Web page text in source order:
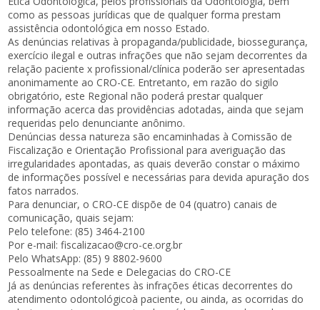
como as pessoas jurídicas que de qualquer forma prestam
assistência odontológica em nosso Estado.
As denúncias relativas à propaganda/publicidade, biossegurança,
exercício ilegal e outras infrações que não sejam decorrentes da
relação paciente x profissional/clínica poderão ser apresentadas
anonimamente ao CRO-CE. Entretanto, em razão do sigilo
obrigatório, este Regional não poderá prestar qualquer
informação acerca das providências adotadas, ainda que sejam
requeridas pelo denunciante anônimo.
Denúncias dessa natureza são encaminhadas à Comissão de
Fiscalização e Orientação Profissional para averiguação das
irregularidades apontadas, as quais deverão constar o máximo
de informações possível e necessárias para devida apuração dos
fatos narrados.
Para denunciar, o CRO-CE dispõe de 04 (quatro) canais de
comunicação, quais sejam:
Pelo telefone: (85) 3464-2100
Por e-mail: fiscalizacao@cro-ce.org.br
Pelo WhatsApp: (85) 9 8802-9600
Pessoalmente na Sede e Delegacias do CRO-CE
Já as denúncias referentes às infrações éticas decorrentes do
atendimento odontológicoà paciente, ou ainda, as ocorridas do